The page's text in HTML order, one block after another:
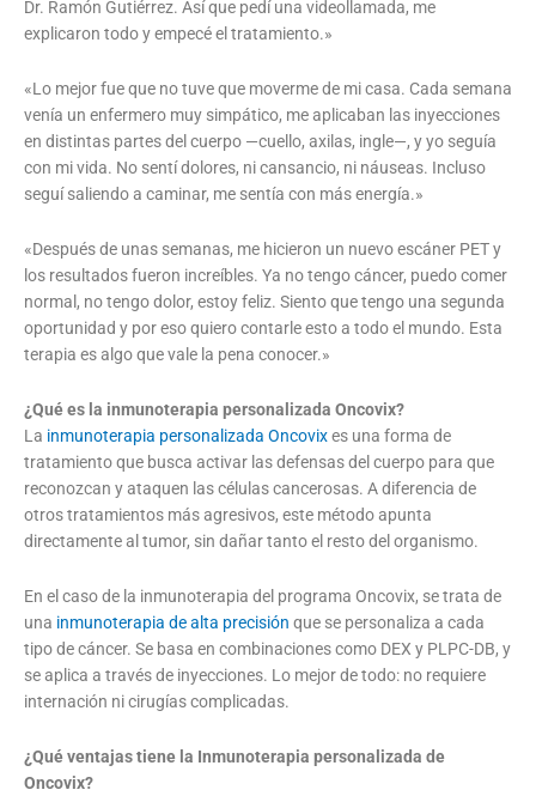
Dr. Ramón Gutiérrez. Así que pedí una videollamada, me
explicaron todo y empecé el tratamiento.»
«Lo mejor fue que no tuve que moverme de mi casa. Cada semana
venía un enfermero muy simpático, me aplicaban las inyecciones
en distintas partes del cuerpo —cuello, axilas, ingle—, y yo seguía
con mi vida. No sentí dolores, ni cansancio, ni náuseas. Incluso
seguí saliendo a caminar, me sentía con más energía.»
«Después de unas semanas, me hicieron un nuevo escáner PET y
los resultados fueron increíbles. Ya no tengo cáncer, puedo comer
normal, no tengo dolor, estoy feliz. Siento que tengo una segunda
oportunidad y por eso quiero contarle esto a todo el mundo. Esta
terapia es algo que vale la pena conocer.»
¿Qué es la inmunoterapia personalizada Oncovix?
La inmunoterapia personalizada Oncovixes una forma de
tratamiento que busca activar las defensas del cuerpo para que
reconozcan y ataquen las células cancerosas. A diferencia de
otros tratamientos más agresivos, este método apunta
directamente al tumor, sin dañar tanto el resto del organismo.
En el caso de la inmunoterapia del programa Oncovix, se trata de
una inmunoterapia de alta precisión que se personaliza a cada
tipo de cáncer. Se basa en combinaciones como DEX y PLPC-DB, y
se aplica a través de inyecciones. Lo mejor de todo: no requiere
internación ni cirugías complicadas.
¿Qué ventajas tiene la Inmunoterapia personalizada de
Oncovix?